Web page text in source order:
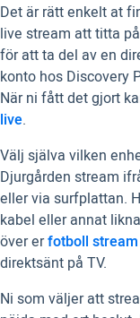
Det är rätt enkelt at
live stream att titta
för att ta del av en
konto hos Discovery
När ni fått det gjort
live.
Välj själva vilken
Djurgården stream
eller via surfplattan.
kabel eller annat
över erfotboll stream
direktsänt på TV.
Ni som väljer att